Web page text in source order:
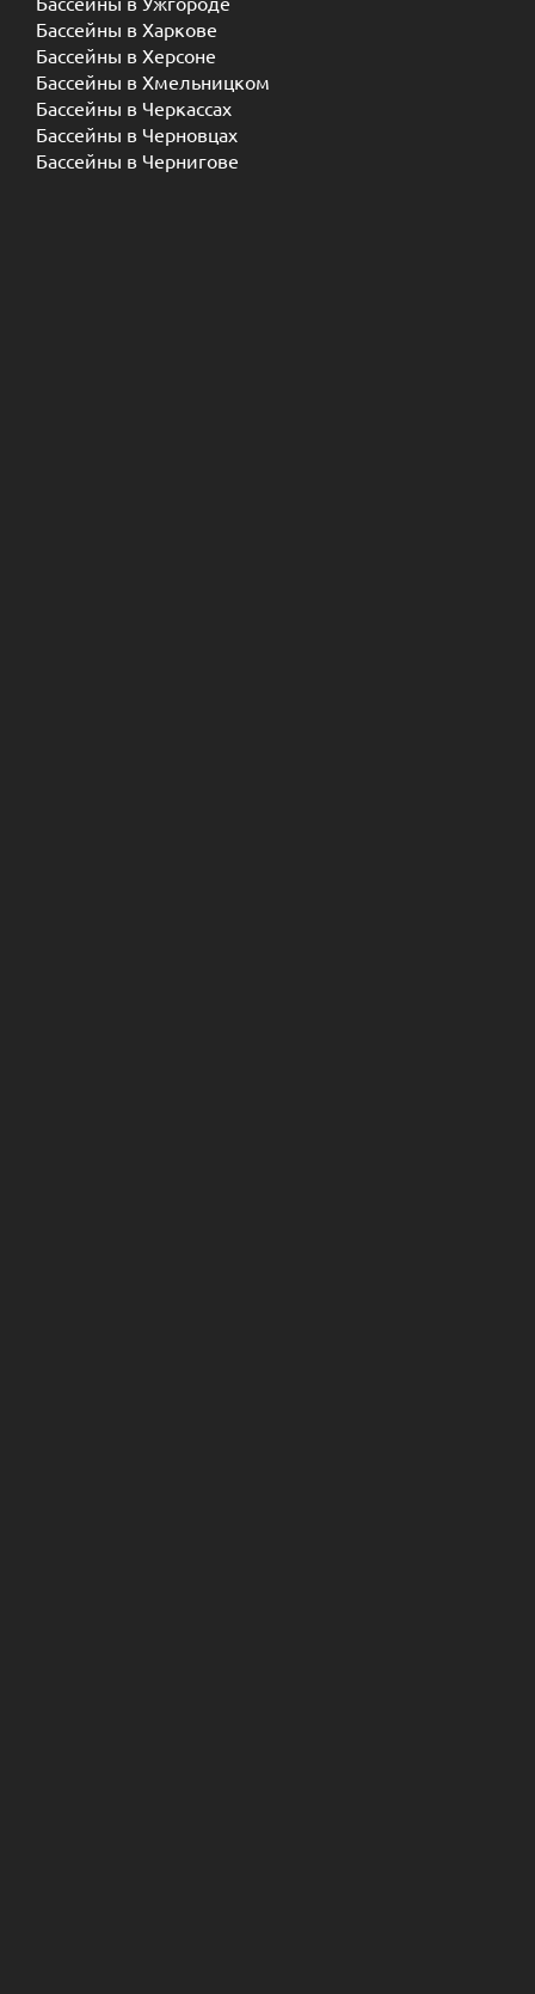
Бассейны в Харкове
Бассейны в Херсоне
Бассейны в Хмельницком
Бассейны в Черкассах
Бассейны в Черновцах
Бассейны в Чернигове